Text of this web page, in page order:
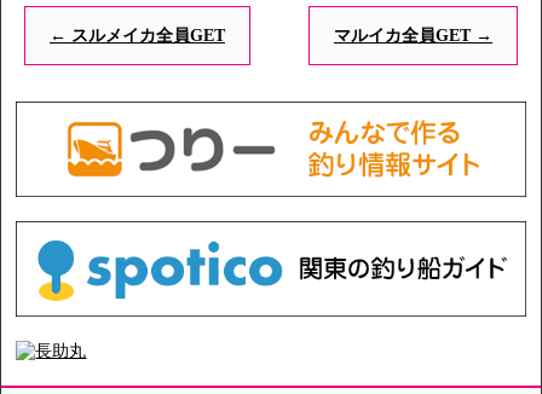
← スルメイカ全員GET マルイカ全員GET →